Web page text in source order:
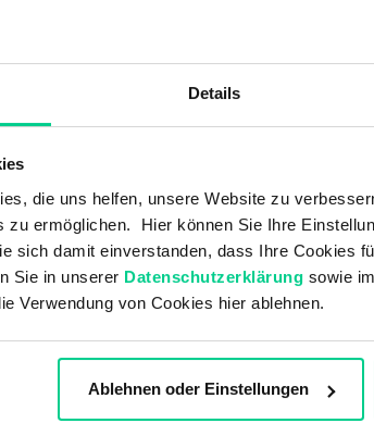
Details
die uns helfen, unsere Website zu
zu ermöglichen. Hier können Sie Ihre
sich damit einverstanden, dass Ihre Cookies
Sie in unserer Datenschutzerklärung sowie im
Verwendung von Cookies hier ablehnen.
Ablehnen oder Einstellungen
€10.20